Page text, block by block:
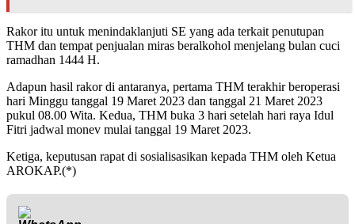
Rakor itu untuk menindaklanjuti SE yang ada terkait penutupan
THM dan tempat penjualan miras beralkohol menjelang bulan cuci
ramadhan 1444 H.
Adapun hasil rakor di antaranya, pertama THM terakhir beroperasi
hari Minggu tanggal 19 Maret 2023 dan tanggal 21 Maret 2023
pukul 08.00 Wita. Kedua, THM buka 3 hari setelah hari raya Idul
Fitri jadwal monev mulai tanggal 19 Maret 2023.
Ketiga, keputusan rapat di sosialisasikan kepada THM oleh Ketua
AROKAP.(*)